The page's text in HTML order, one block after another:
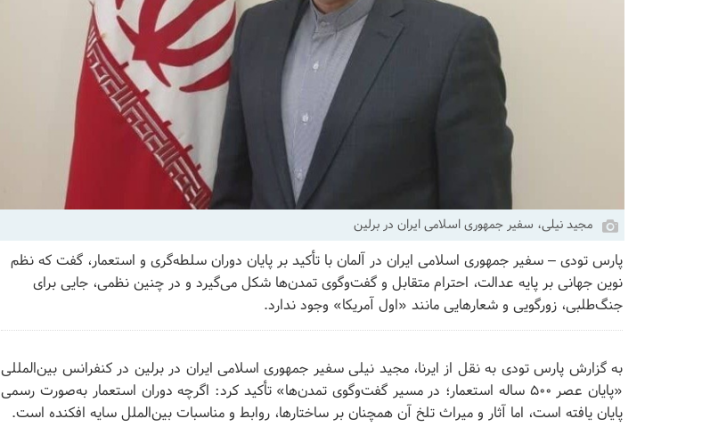
مجید نیلی، سفیر جمهوری اسلامی ایران در برلین
پارس تودی – سفیر جمهوری اسلامی ایران در آلمان با تأکید بر پایان دوران سلطه‌گری و استعمار، گفت که نظم
نوین جهانی بر پایه عدالت، احترام متقابل و گفت‌وگوی تمدن‌ها شکل می‌گیرد و در چنین نظمی، جایی برای
جنگ‌طلبی، زورگویی و شعارهایی مانند «اول آمریکا» وجود ندارد.
به گزارش پارس تودی به نقل از ایرنا، مجید نیلی سفیر جمهوری اسلامی ایران در برلین در کنفرانس بین‌المللی
«پایان عصر ۵۰۰ ساله استعمار؛ در مسیر گفت‌وگوی تمدن‌ها» تأکید کرد: اگرچه دوران استعمار به‌صورت رسمی
پایان یافته است، اما آثار و میراث تلخ آن همچنان بر ساختارها، روابط و مناسبات بین‌الملل سایه افکنده است.